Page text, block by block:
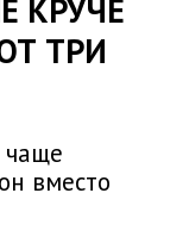
КРУЧЕ
ТРИ
чаще
вместо